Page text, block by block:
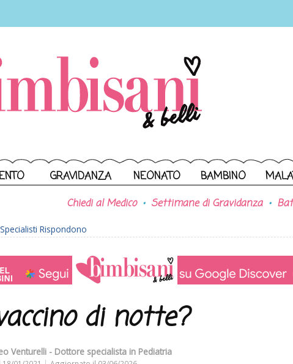
GRAVIDANZA NEONATO BAMBINO
Chiedi al Medico Settimane di Gravidanza
Rispondono
di notte?
Venturelli - Dottore specialista in Pediatria